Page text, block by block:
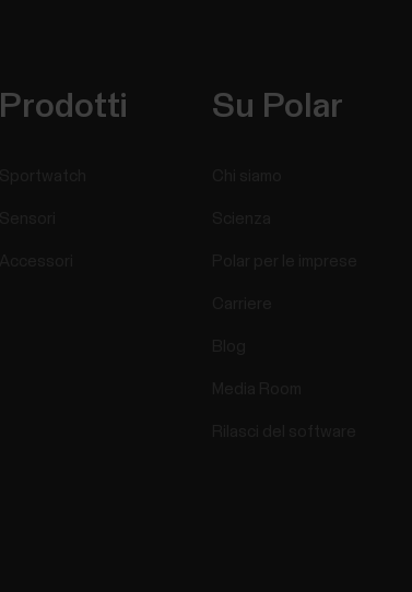
Prodotti Su Polar